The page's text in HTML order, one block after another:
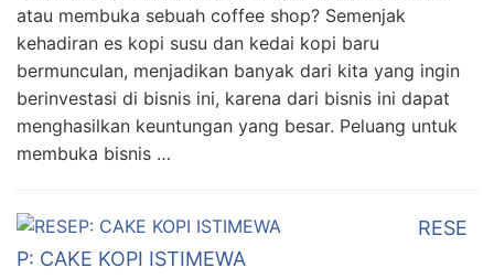
atau membuka sebuah coffee shop? Semenjak
kehadiran es kopi susu dan kedai kopi baru
bermunculan, menjadikan banyak dari kita yang ingin
berinvestasi di bisnis ini, karena dari bisnis ini dapat
menghasilkan keuntungan yang besar. Peluang untuk
membuka bisnis …
RESE
P: CAKE KOPI ISTIMEWA